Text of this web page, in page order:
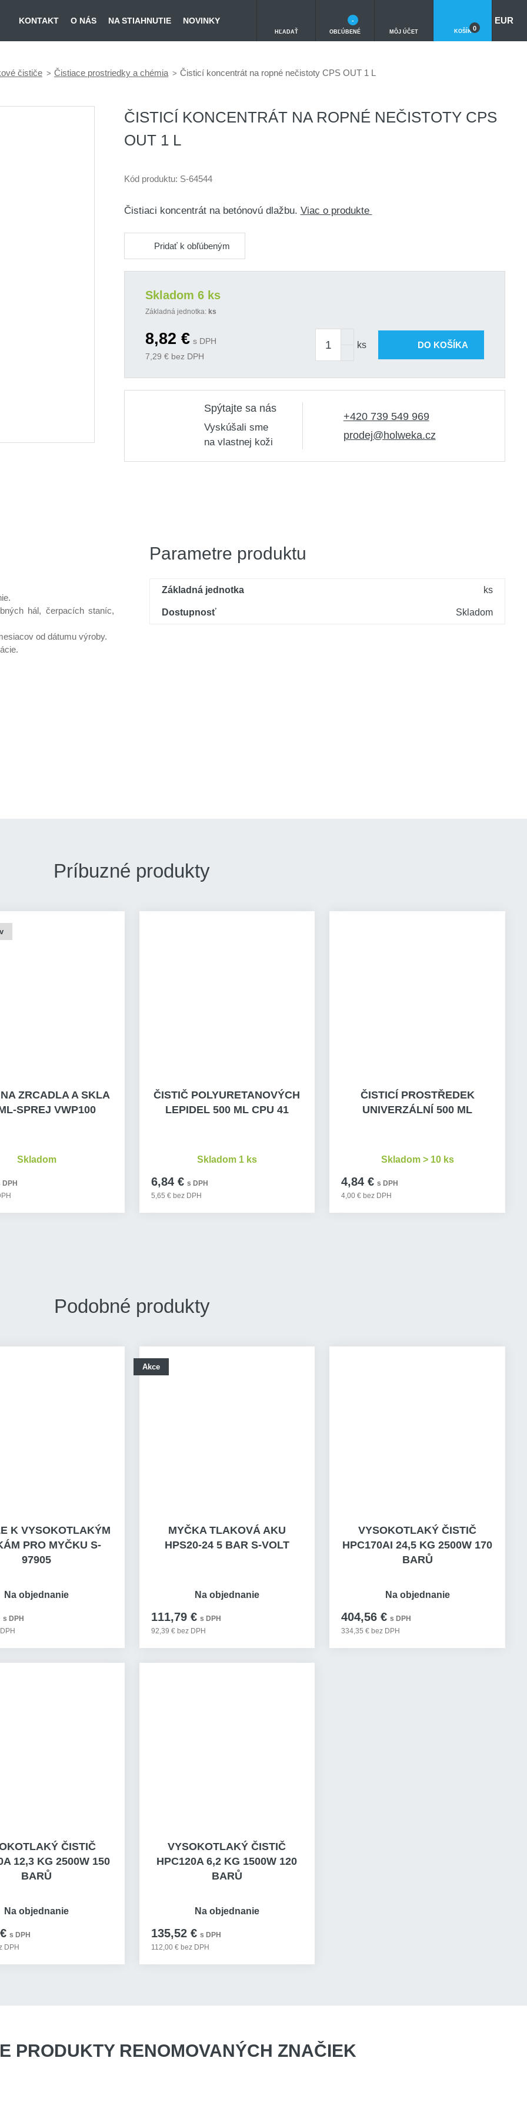
KONTAKT O NÁS NA STIAHNUTIE NOVINKY
HĽADAŤ OBĽÚBENÉ
-
MÔJ ÚČET KOŠÍK 0
EUR
čističe Čistiace prostriedky a chémia Čisticí koncentrát na ropné nečistoty CPS OUT 1 L
ČISTICÍ KONCENTRÁT NA ROPNÉ NEČISTOTY CPS
OUT 1 L
Kód produktu: S-64544
Čistiaci koncentrát na betónovú dlažbu. Viac o produkte
Pridať k obľúbeným
Skladom 6 ks
Základná jednotka: ks
8,82 € s DPH
7,29 € bez DPH
ks DO KOŠÍKA
Spýtajte sa nás
Vyskúšali sme
na vlastnej koži
+420 739 549 969
prodej@holweka.cz
hál, čerpacích staníc,
od dátumu výroby.
Parametre produktu
Základná jednotka ks
Dostupnosť Skladom
Príbuzné produkty
ZRCADLA A SKLA
SPREJ VWP100
DPH
Skladom
ČISTIČ POLYURETANOVÝCH
LEPIDEL 500 ML CPU 41
6,84 € s DPH
5,65 € bez DPH
Skladom 1 ks
ČISTICÍ PROSTŘEDEK
UNIVERZÁLNÍ 500 ML
4,84 € s DPH
4,00 € bez DPH
Skladom > 10 ks
Podobné produkty
K VYSOKOTLAKÝM
PRO MYČKU S-
97905
s DPH
Na objednanie
Akce
MYČKA TLAKOVÁ AKU
HPS20-24 5 BAR S-VOLT
111,79 € s DPH
92,39 € bez DPH
Na objednanie
VYSOKOTLAKÝ ČISTIČ
HPC170AI 24,5 KG 2500W 170
BARŮ
404,56 € s DPH
334,35 € bez DPH
Na objednanie
ČISTIČ
12,3 KG 2500W 150
BARŮ
s DPH
DPH
Na objednanie
VYSOKOTLAKÝ ČISTIČ
HPC120A 6,2 KG 1500W 120
BARŮ
135,52 € s DPH
112,00 € bez DPH
Na objednanie
PRODUKTY RENOMOVANÝCH ZNAČIEK